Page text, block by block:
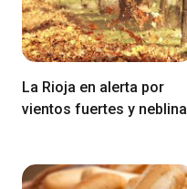
La Rioja en alerta por
vientos fuertes y neblina